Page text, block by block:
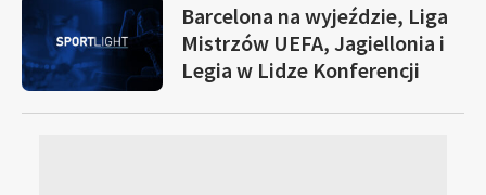
Barcelona na wyjeździe, Liga
Mistrzów UEFA, Jagiellonia i
Legia w Lidze Konferencji